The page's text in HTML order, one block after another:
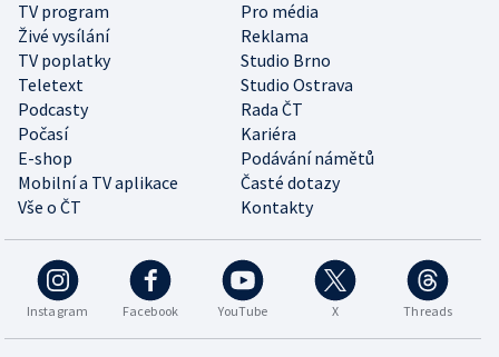
TV program
Pro média
Živé vysílání
Reklama
TV poplatky
Studio Brno
Teletext
Studio Ostrava
Podcasty
Rada ČT
Počasí
Kariéra
E-shop
Podávání námětů
Mobilní a TV aplikace
Časté dotazy
Vše o ČT
Kontakty
Instagram Facebook YouTube X Threads